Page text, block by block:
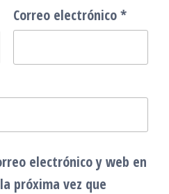
Correo electrónico*
electrónico y web en
próxima vez que